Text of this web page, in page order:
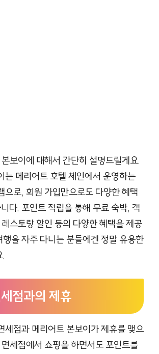
보이에 대해서 간단히 설명드릴게요.
는 메리어트 호텔 체인에서 운영하는
으로, 회원 가입만으로도 다양한 혜택
다. 포인트 적립을 통해 무료 숙박, 객
스토랑 할인 등의 다양한 혜택을 제공
행을 자주 다니는 분들에겐 정말 유용한
.
점과의 제휴
세점과 메리어트 본보이가 제휴를 맺으
세점에서 쇼핑을 하면서도 포인트를